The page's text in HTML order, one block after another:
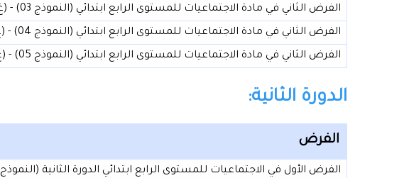
الفرض الثاني في مادة الاجتماعيات للمستوى الرابع ابتدائي (النموذج 03) - (غ. م)
الفرض الثاني في مادة الاجتماعيات للمستوى الرابع ابتدائي (النموذج 04) - (غ. م)
الفرض الثاني في مادة الاجتماعيات للمستوى الرابع ابتدائي (النموذج 05) - (غ. م)
الدورة الثانية:
الفرض
الفرض الأول في الاجتماعيات للمستوى الرابع ابتدائي الدورة الثانية (النموذج 01) - غ. م